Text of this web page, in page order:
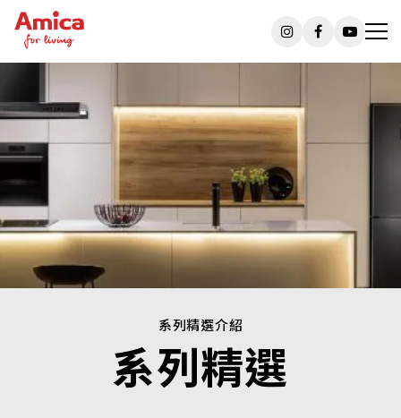
系列精選介紹
系列精選